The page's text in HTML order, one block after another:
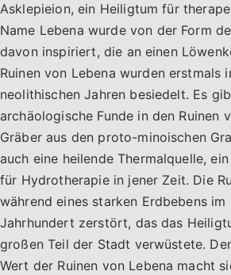
Asklepieion, ein Heiligtum für
Name Lebena wurde von der Form
davon inspiriert, die an einen
Ruinen von Lebena wurden erstmals
neolithischen Jahren besiedelt. Es
archäologische Funde in den Ruinen
Gräber aus den proto-minoischen
auch eine heilende Thermalquelle,
für Hydrotherapie in jener Zeit. Die
während eines starken Erdbebens im
Jahrhundert zerstört, das das
großen Teil der Stadt verwüstete.
Wert der Ruinen von Lebena macht